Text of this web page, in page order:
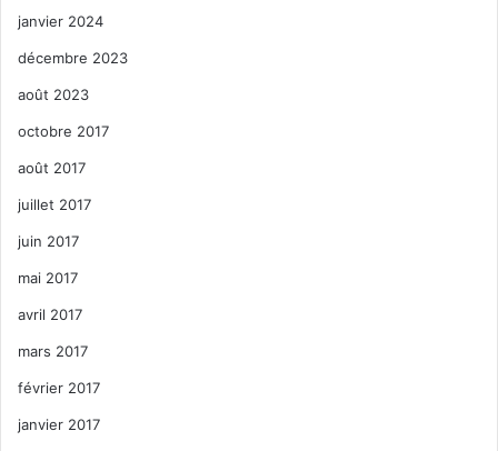
janvier 2024
décembre 2023
août 2023
octobre 2017
août 2017
juillet 2017
juin 2017
mai 2017
avril 2017
mars 2017
février 2017
janvier 2017